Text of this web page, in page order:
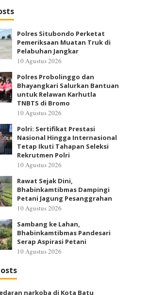
Polres Situbondo Perketat
Pemeriksaan Muatan Truk di
Pelabuhan Jangkar
10 Agustus 2026
Polres Probolinggo dan
Bhayangkari Salurkan Bantuan
untuk Relawan Karhutla
TNBTS di Bromo
10 Agustus 2026
Polri: Sertifikat Prestasi
Nasional Hingga Internasional
Tetap Ikuti Tahapan Seleksi
Rekrutmen Polri
10 Agustus 2026
Rawat Sejak Dini,
Bhabinkamtibmas Dampingi
Petani Jagung Pesanggrahan
10 Agustus 2026
Sambang ke Lahan,
Bhabinkamtibmas Pandesari
Serap Aspirasi Petani
10 Agustus 2026
narkoba di Kota Batu